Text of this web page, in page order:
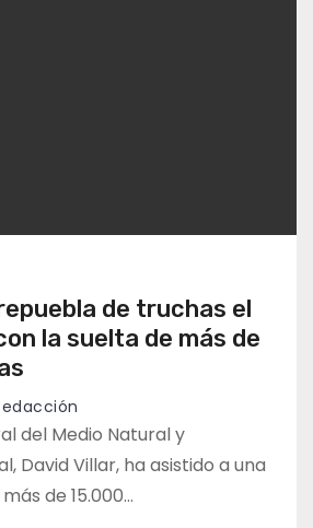
de truchas el
la suelta de más de
del Medio Natural y
David Villar, ha asistido a una
de 15.000…